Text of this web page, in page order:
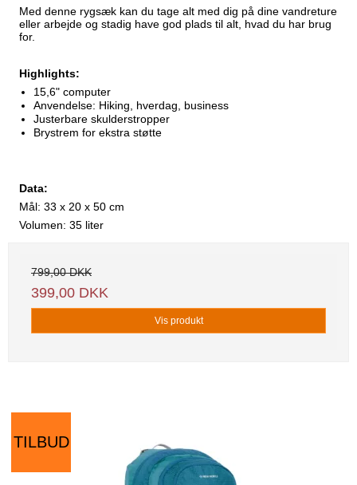
Med denne rygsæk kan du tage alt med dig på dine vandreture
eller arbejde og stadig have god plads til alt, hvad du har brug
for.
Highlights:
15,6" computer
Anvendelse: Hiking, hverdag, business
Justerbare skulderstropper
Brystrem for ekstra støtte
Data:
Mål: 33 x 20 x 50 cm
Volumen: 35 liter
799,00 DKK
399,00 DKK
Vis produkt
TILBUD